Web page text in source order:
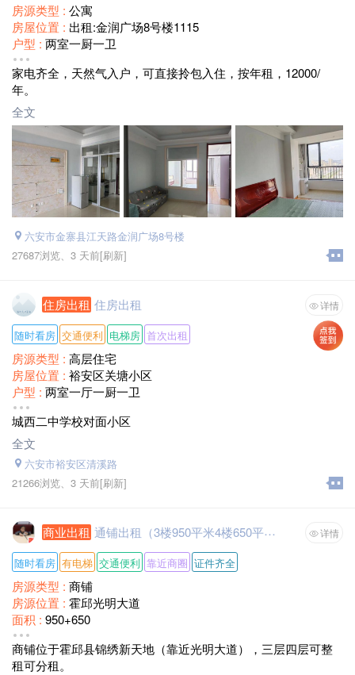
房源类型 : 公寓
房屋位置 : 出租:金润广场8号楼1115
户型 : 两室一厨一卫
装修情况 :
租赁方式 : 整租
面积 :
月租金 :
家电齐全，天然气入户，可直接拎包入住，按年租，12000/
年。
全文
六安市金寨县江天路金润广场8号楼
27687浏览、 3 天前[刷新]
住房出租 住房出租 详情
随时看房 交通便利 电梯房 首次出租
房源类型 : 高层住宅
房屋位置 : 裕安区关塘小区
户型 : 两室一厅一厨一卫
装修情况 :
租赁方式 :整租
面积 :
月租金 :12000
城西二中学校对面小区
全文
六安市裕安区清溪路
21266浏览、 3 天前[刷新]
商业出租 通铺出租（3楼950平米4楼650平米） 详情
随时看房 有电梯 交通便利 靠近商圈 证件齐全
房源类型 : 商铺
房源位置 : 霍邱光明大道
面积 : 950+650
租金 :
商铺位于霍邱县锦绣新天地（靠近光明大道），三层四层可整
租可分租。